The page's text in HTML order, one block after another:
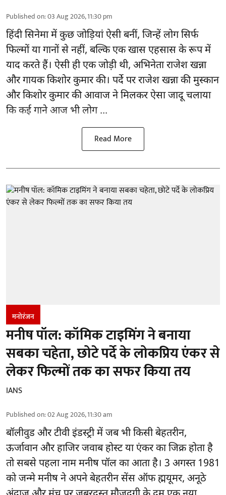
Published on:03 Aug 2026, 11:30 pm
हिंदी सिनेमा में कुछ जोड़ियां ऐसी बनीं, जिन्हें लोग सिर्फ
फिल्मों या गानों से नहीं, बल्कि एक खास एहसास के रूप में
याद करते हैं। ऐसी ही एक जोड़ी थी, अभिनेता राजेश खन्ना
और गायक किशोर कुमार की। पर्दे पर राजेश खन्ना की मुस्कान
और किशोर कुमार कीआवाजने मिलकर ऐसा जादू चलाया
कि कई गाने आज भी लोग ...
Read More
मनोरंजन
मनीष पॉल: कॉमिक टाइमिंग ने बनाया
सबका चहेता, छोटे पर्दे के लोकप्रिय एंकर से
लेकर फिल्मों तक का सफर किया तय
IANS
Published on:02 Aug 2026, 11:30 am
बॉलीवुड और टीवी इंडस्ट्री में जब भी किसी बेहतरीन,
ऊर्जावान और हाजिर जवाब होस्ट या एंकर का जिक्र होता है
तो सबसे पहला नाम मनीष पॉल का आता है। 3 अगस्त 1981
को जन्मे मनीष ने अपने बेहतरीन सेंस ऑफ ह्मयूमर, अनूठे